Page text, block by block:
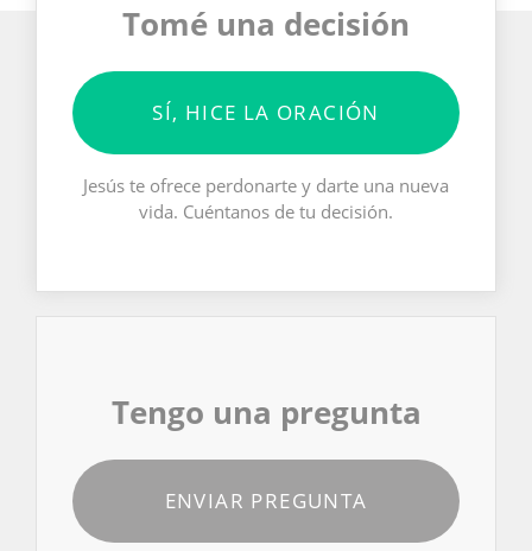
Tomé una decisión
SÍ, HICE LA ORACIÓN
Jesús te ofrece perdonarte y darte una nueva
vida. Cuéntanos de tu decisión.
Tengo una pregunta
ENVIAR PREGUNTA